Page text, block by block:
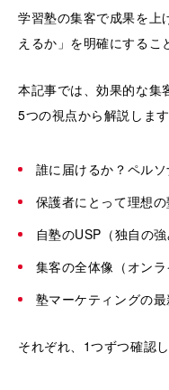
学習塾の集客で成果を上
えるか」を明確にするこ
本記事では、効果的な集
5つの視点から解説します
誰に届けるか？ペルソ
保護者にとって理想の
自塾のUSP（独自の
集客の全体像（オンラ
塾マーケティングの最
それぞれ、1つずつ確認